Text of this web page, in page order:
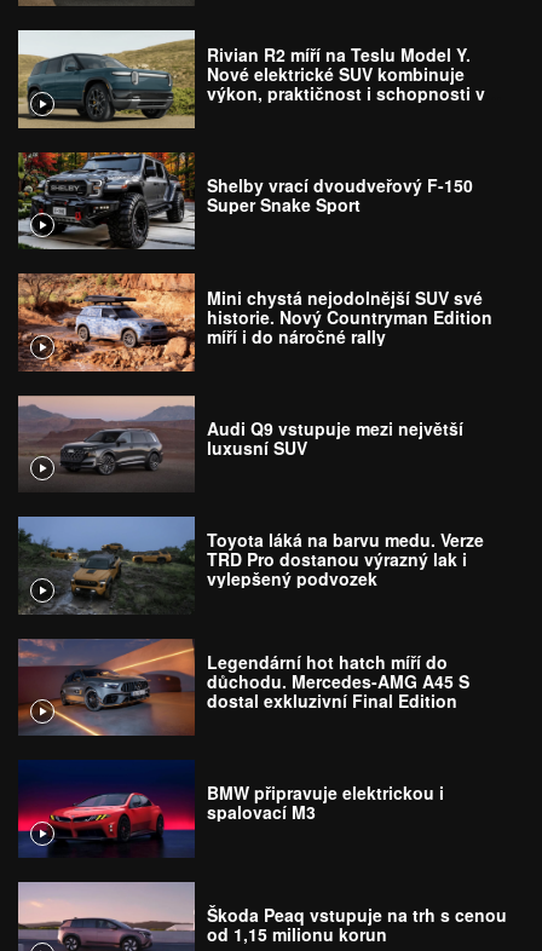
Rivian R2 míří na Teslu Model Y.
Nové elektrické SUV kombinuje
výkon, praktičnost i schopnosti v
Shelby vrací dvoudveřový F-150
Super Snake Sport
Mini chystá nejodolnější SUV své
historie. Nový Countryman Edition
míří i do náročné rally
Audi Q9 vstupuje mezi největší
luxusní SUV
Toyota láká na barvu medu. Verze
TRD Pro dostanou výrazný lak i
vylepšený podvozek
Legendární hot hatch míří do
důchodu. Mercedes-AMG A45 S
dostal exkluzivní Final Edition
BMW připravuje elektrickou i
spalovací M3
Škoda Peaq vstupuje na trh s cenou
od 1,15 milionu korun